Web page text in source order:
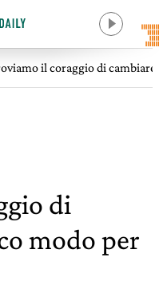
il coraggio di
di
modo per